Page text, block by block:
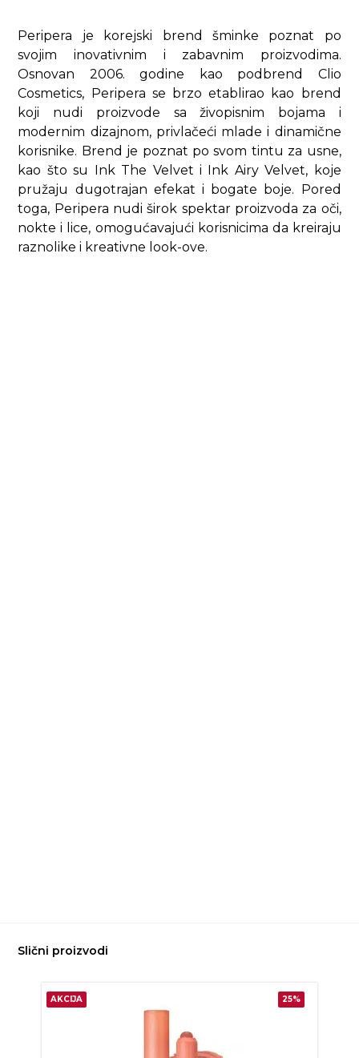
Peripera je korejski brend šminke poznat po
svojim inovativnim i zabavnim proizvodima.
Osnovan 2006. godine kao podbrend Clio
Cosmetics, Peripera se brzo etablirao kao brend
koji nudi proizvode sa živopisnim bojama i
modernim dizajnom, privlačeći mlade i dinamične
korisnike. Brend je poznat po svom tintu za usne,
kao što su Ink The Velvet i Ink Airy Velvet, koje
pružaju dugotrajan efekat i bogate boje. Pored
toga, Peripera nudi širok spektar proizvoda za oči,
nokte i lice, omogućavajući korisnicima da kreiraju
raznolike i kreativne look-ove.
Slični proizvodi
AKCIJA 25%